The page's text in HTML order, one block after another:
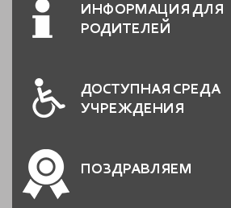
ИНФОРМАЦИЯ ДЛЯ
РОДИТЕЛЕЙ
ДОСТУПНАЯ СРЕДА
УЧРЕЖДЕНИЯ
ПОЗДРАВЛЯЕМ